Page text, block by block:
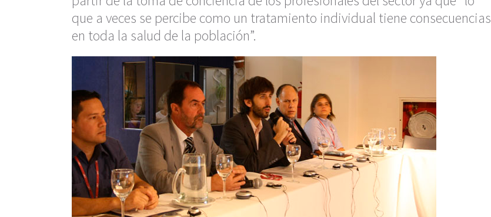
que a veces se percibe como un tratamiento individual tiene consecuencias
en toda la salud de la población”.